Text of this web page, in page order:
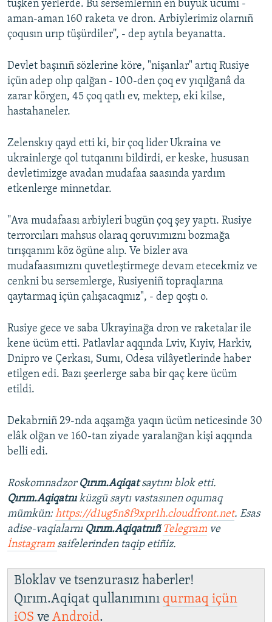
tüşken yerlerde. Bu sersemlerniñ eñ büyük ücümi -
aman-aman 160 raketa ve dron. Arbiylerimiz olarnıñ
çoqusın urıp tüşürdiler'', - dep aytıla beyanatta.
Devlet başınıñ sözlerine köre, "nişanlar" artıq Rusiye
içün adep olıp qalğan - 100-den çoq ev yıqılğanâ da
zarar körgen, 45 çoq qatlı ev, mektep, eki kilse,
hastahaneler.
Zelenskıy qayd etti ki, bir çoq lider Ukraina ve
ukrainlerge qol tutqanını bildirdi, er keske, hususan
devletimizge avadan mudafaa saasında yardım
etkenlerge minnetdar.
''Ava mudafaası arbiyleri bugün çoq şey yaptı. Rusiye
terrorcıları mahsus olaraq qoruvımıznı bozmağa
tırışqanını köz ögüne alıp. Ve bizler ava
mudafaasımıznı quvetleştirmege devam etecekmiz ve
cenkni bu sersemlerge, Rusiyeniñ topraqlarına
qaytarmaq içün çalışacaqmız", - dep qoştı o.
Rusiye gece ve saba Ukrayinağa dron ve raketalar ile
kene ücüm etti. Patlavlar aqqında Lviv, Kıyiv, Harkiv,
Dnipro ve Çerkası, Sumı, Odesa vilâyetlerinde haber
etilgen edi. Bazı şeerlerge saba bir qaç kere ücüm
etildi.
Dekabrniñ 29-nda aqşamğa yaqın ücüm neticesinde 30
elâk olğan ve 160-tan ziyade yaralanğan kişi aqqında
belli edi.
Roskomnadzor Qırım.Aqiqatsaytını blok etti.
Qırım.Aqiqatnıküzgü saytı vastasınen oqumaq
mümkün:https://d1ug5n8f9xpr1h.cloudfront.net. Esas
adise-vaqialarnı Qırım.Aqiqatnıñ Telegram ve
İnstagram saifelerinden taqip etiñiz.
Bloklav ve tsenzurasız haberler!
Qırım.Aqiqat qullanımını qurmaq içün
iOS ve Android.